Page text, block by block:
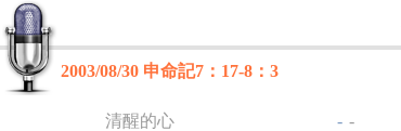
2003/08/30 申命記7：17-8：3
清醒的心 - -